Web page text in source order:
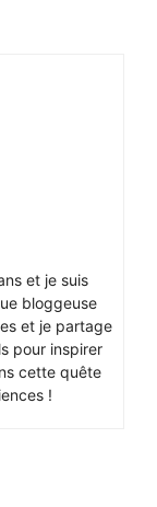
et je suis
bloggeuse
et je partage
pour inspirer
cette quête
!